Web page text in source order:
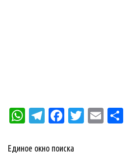
WhatsApp
Telegram
Facebook
TwitterEmail
Единое окно поиска